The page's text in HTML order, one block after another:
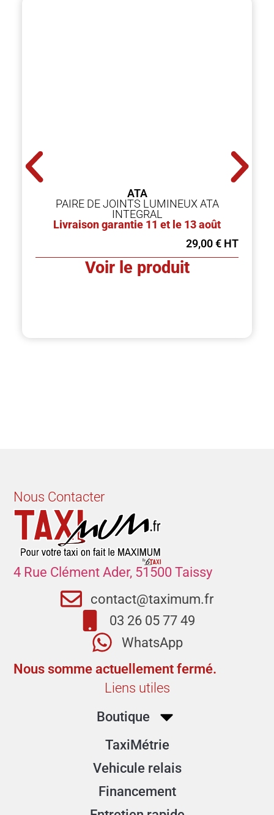
ATA
PAIRE DE JOINTS LUMINEUX ATA
INTEGRAL
Livraison garantie 11 et le 13 août
29,00€
Voir le produit
Nous Contacter
4 Rue Clément Ader, 51500 Taissy
contact@taximum.fr
03 26 05 77 49
WhatsApp
Nous somme actuellement fermé.
Liens utiles
Boutique
TaxiMétrie
Vehicule relais
Financement